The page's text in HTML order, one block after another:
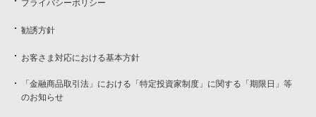
勧誘方針
お客さま対応における基本方針
「金融商品取引法」における「特定投資家制度」に関する「期限日」等
のお知らせ